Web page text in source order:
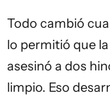
Todo cambió
lo permitió que
asesinó a dos
limpio. Eso